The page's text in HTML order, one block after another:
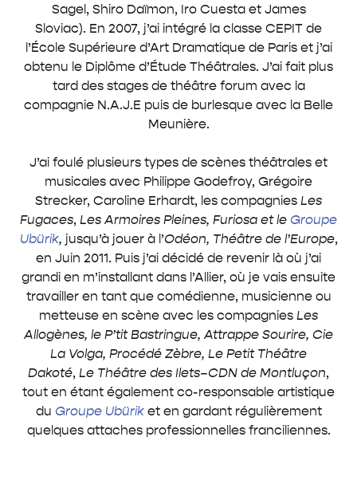
Sagel, Shiro Daïmon, Iro Cuesta et James
Sloviac). En 2007, j’ai intégré la classe CEPIT de
l’École Supérieure d’Art Dramatique de Paris et j’ai
obtenu le Diplôme d’Étude Théâtrales. J’ai fait plus
tard des stages de théâtre forum avec la
compagnie N.A.J.E puis de burlesque avec la Belle
Meunière.
J’ai foulé plusieurs types de scènes théâtrales et
musicales avec Philippe Godefroy, Grégoire
Strecker, Caroline Erhardt, les compagnies Les
Fugaces, Les Armoires Pleines, Furiosa et le Groupe
Ubürik, jusqu’à jouer à l’Odéon, Théâtre de l’Europe,
en Juin 2011. Puis j’ai décidé de revenir là où j’ai
grandi en m’installant dans l’Allier, où je vais ensuite
travailler en tant que comédienne, musicienne ou
metteuse en scène avec les compagnies Les
Allogènes, le P’tit Bastringue, Attrappe Sourire, Cie
La Volga, Procédé Zèbre, Le Petit Théâtre
Dakoté, Le Théâtre des Ilets–CDN de Montluçon,
tout en étant également co-responsable artistique
du Groupe Ubürik et en gardant régulièrement
quelques attaches professionnelles franciliennes.